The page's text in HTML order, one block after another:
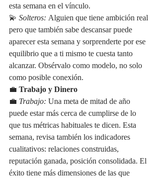
esta semana en el vínculo.
💫 Solteros: Alguien que tiene ambición real
pero que también sabe descansar puede
aparecer esta semana y sorprenderte por ese
equilibrio que a ti mismo te cuesta tanto
alcanzar. Obsérvalo como modelo, no solo
como posible conexión.
💼 Trabajo y Dinero
💼 Trabajo: Una meta de mitad de año
puede estar más cerca de cumplirse de lo
que tus métricas habituales te dicen. Esta
semana, revisa también los indicadores
cualitativos: relaciones construidas,
reputación ganada, posición consolidada. El
éxito tiene más dimensiones de las que